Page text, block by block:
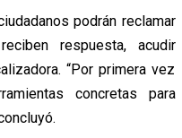
podrán reclamar
respuesta, acudir
“Por primera vez
concretas para